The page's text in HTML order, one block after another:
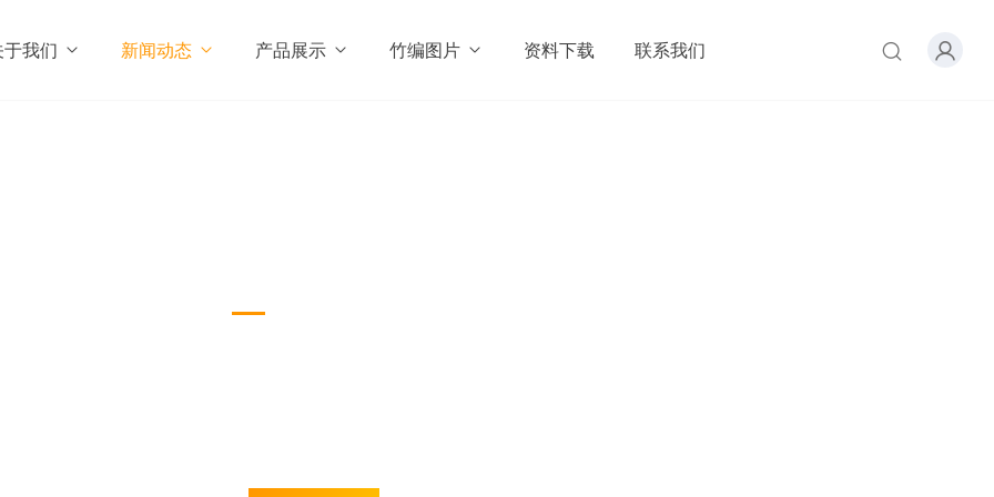
我们 新闻动态 产品展示 竹编图片 资料下载 联系我们